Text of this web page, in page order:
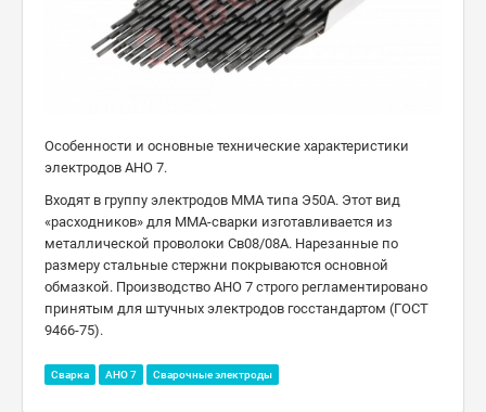
Особенности и основные технические характеристики
электродов АНО 7.
Входят в группу электродов ММА типа Э50А. Этот вид
«расходников» для ММА-сварки изготавливается из
металлической проволоки Св08/08А. Нарезанные по
размеру стальные стержни покрываются основной
обмазкой. Производство АНО 7 строго регламентировано
принятым для штучных электродов госстандартом (ГОСТ
9466-75).
Сварка АНО 7 Сварочные электроды